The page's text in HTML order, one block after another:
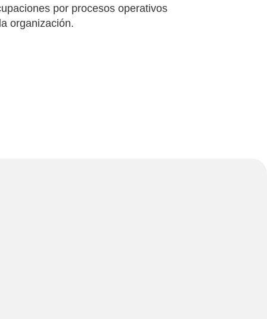
por procesos operativos
organización.